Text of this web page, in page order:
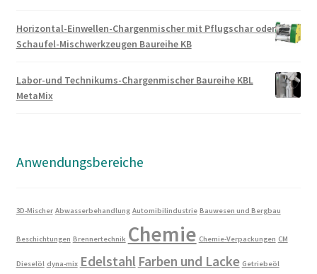
Horizontal-Einwellen-Chargenmischer mit Pflugschar oder
Schaufel-Mischwerkzeugen Baureihe KB
Labor-und Technikums-Chargenmischer Baureihe KBL
MetaMix
Anwendungsbereiche
3D-Mischer Abwasserbehandlung Automibilindustrie Bauwesen und Bergbau
Beschichtungen Brennertechnik Chemie Chemie-Verpackungen CM
Dieselöl dyna-mix Edelstahl Farben und Lacke Getriebeöl